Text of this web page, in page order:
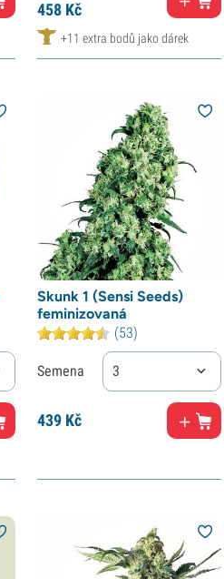
458 Kč
+11 extra bodů jako dárek
Skunk 1 (Sensi Seeds)
feminizovaná
(53)
Semena 3
439 Kč